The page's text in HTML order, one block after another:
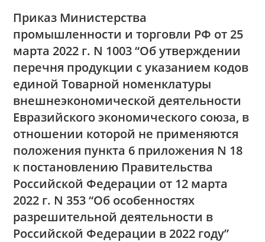
Приказ Министерства
промышленности и торговли РФ от 25
марта 2022 г. N 1003 “Об утверждении
перечня продукции с указанием кодов
единой Товарной номенклатуры
внешнеэкономической деятельности
Евразийского экономического союза, в
отношении которой не применяются
положения пункта 6 приложения N 18
к постановлению Правительства
Российской Федерации от 12 марта
2022 г. N 353 “Об особенностях
разрешительной деятельности в
Российской Федерации в 2022 году”